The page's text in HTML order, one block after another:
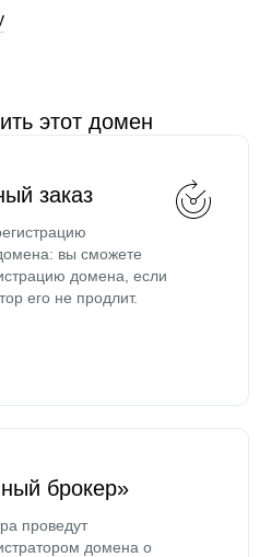
этот домен
заказ
вы сможете
домена, если
его не продлит.
брокер»
проведут
домена о